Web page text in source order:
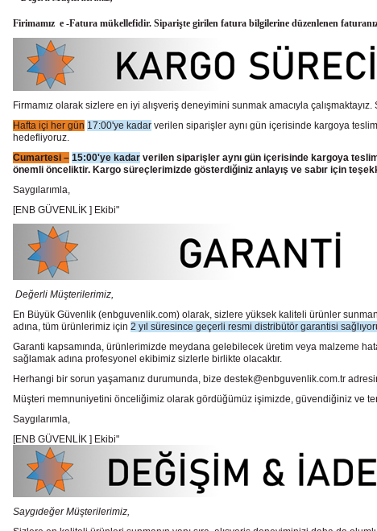
Firimamız e -Fatura mükellefidir. Siparişte girilen fatura bilgilerine düzenlenen
Firmamız olarak sizlere en iyi alışveriş deneyimini sunmak amacıyla
Hafta içi her gün 17:00'ye kadar verilen siparişler aynı gün içerisinde kargoya
hedefliyoruz.
Cumartesi – 15:00'ye kadar verilen siparişler aynı gün içerisinde kargoya
önemli önceliktir. Kargo süreçlerimizde gösterdiğiniz anlayış ve sabır için
Saygılarımla,
[ENB GÜVENLİK ] Ekibi"
Değerli Müşterilerimiz,
En Büyük Güvenlik (enbguvenlik.com) olarak, sizlere yüksek kaliteli ürünler
adına, tüm ürünlerimiz için 2 yıl süresince geçerli resmi distribütör garantisi
Garanti kapsamında, ürünlerimizde meydana gelebilecek üretim veya malzeme
sağlamak adına profesyonel ekibimiz sizlerle birlikte olacaktır.
Herhangi bir sorun yaşamanız durumunda, bize destek@enbguvenlik.com.tr
Müşteri memnuniyetini önceliğimiz olarak gördüğümüz işimizde, güvendiğiniz ve
Saygılarımla,
[ENB GÜVENLİK ] Ekibi"
Saygıdeğer Müşterilerimiz,